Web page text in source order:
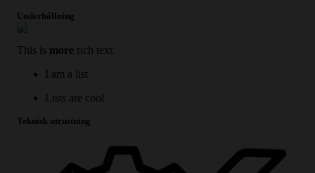
Underhållning
This is more rich text.
I am a list
Lists are cool
Teknisk utrustning